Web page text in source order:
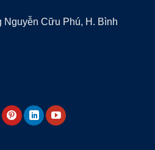
Cữu Phú, H. Bình